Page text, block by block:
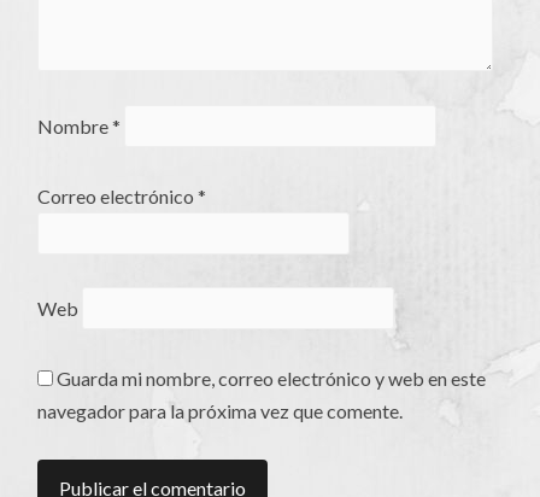
Nombre*
Correo electrónico*
Web
Guarda mi nombre, correo electrónico y web en este
navegador para la próxima vez que comente.